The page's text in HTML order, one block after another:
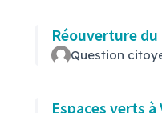
Réouverture
Question
Espaces verts